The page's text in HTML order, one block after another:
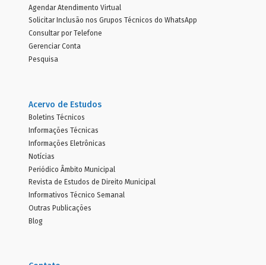
Agendar Atendimento Virtual
Solicitar Inclusão nos Grupos Técnicos do WhatsApp
Consultar por Telefone
Gerenciar Conta
Pesquisa
Acervo de Estudos
Boletins Técnicos
Informações Técnicas
Informações Eletrônicas
Notícias
Periódico Âmbito Municipal
Revista de Estudos de Direito Municipal
Informativos Técnico Semanal
Outras Publicações
Blog